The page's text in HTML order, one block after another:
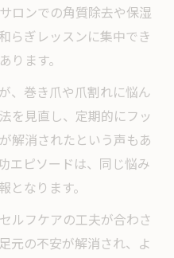
ロンでの角質除去や保湿
らぎレッスンに集中でき
ります。
、巻き爪や爪割れに悩ん
を見直し、定期的にフッ
解消されたという声もあ
エピソードは、同じ悩み
となります。
ルフケアの工夫が合わさ
元の不安が解消され、よ